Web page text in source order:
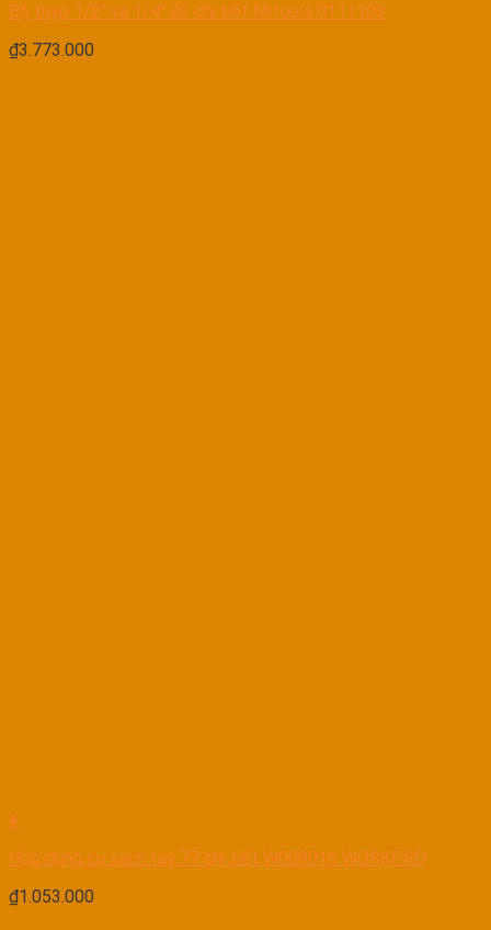
Bộ tuýp 1/2″ và 1/4″ 83 chi tiết Mitools 0111103
₫3.773.000
+
Hộp dụng cụ xách tay 77 chi tiết W009016 WORKPRO
₫1.053.000